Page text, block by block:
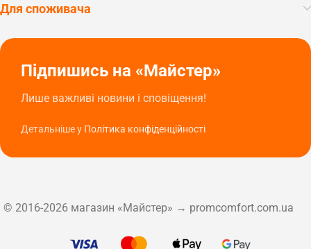
Для споживача
Підпишись на «Майстер»
Лише важливі новини і сповіщення!
Детальніше у Політика конфіденційності
© 2016-2026 магазин «Майстер» → promcomfort.com.ua